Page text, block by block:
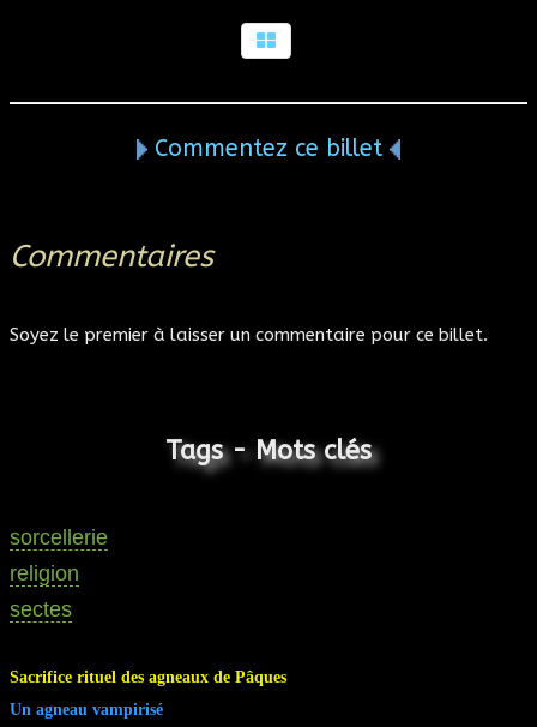
Commentez ce billet
Commentaires
Soyez le premier à laisser un commentaire pour ce billet.
Tags - Mots clés
sorcellerie
religion
sectes
Sacrifice rituel des agneaux de Pâques
Un agneau vampirisé